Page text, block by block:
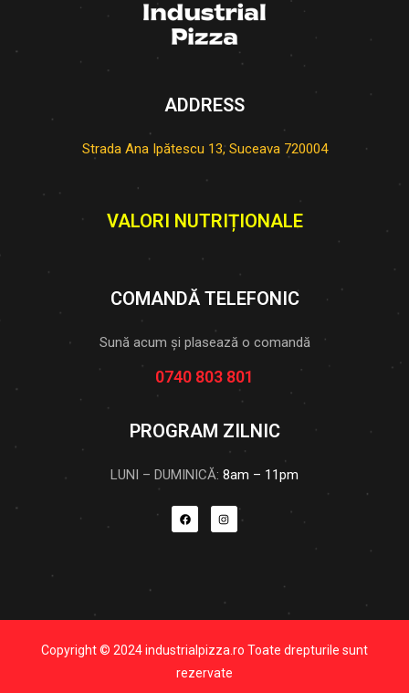
ADDRESS
Strada Ana Ipătescu 13, Suceava 720004
VALORI NUTRIȚIONALE
COMANDĂ TELEFONIC
Sună acum și plasează o comandă
0740 803 801
PROGRAM ZILNIC
LUNI – DUMINICĂ: 8am – 11pm
Copyright © 2024 industrialpizza.ro Toate drepturile sunt
rezervate